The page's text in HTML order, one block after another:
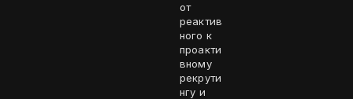
от
реактив
ного к
проакти
вному
рекрути
нгу и